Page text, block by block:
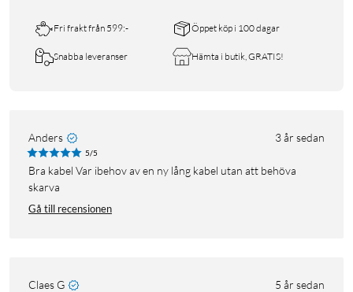
Fri frakt från 599:- Öppet köp i 100 dagar
Snabba leveranser Hämta i butik, GRATIS!
Anders 3 år sedan
5/5
Bra kabel Var ibehov av en ny lång kabel utan att behöva
skarva
Gå till recensionen
Claes G 5 år sedan